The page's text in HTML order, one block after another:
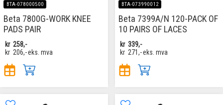
BTA-078000500
Beta 7800G-WORK KNEE
PADS PAIR
kr 258,-
kr 206,-eks. mva
BTA-073990012
Beta 7399A/N 120-PACK OF
10 PAIRS OF LACES
kr 339,-
kr 271,-eks. mva